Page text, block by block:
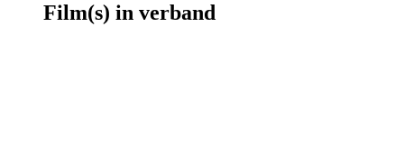
Film(s) in verband